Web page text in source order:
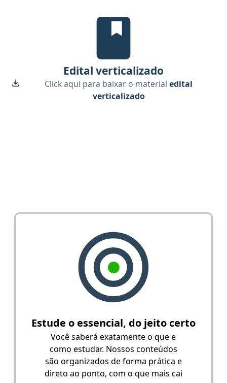
Edital Verticalizado, material
Edital verticalizado
Click aqui para baixar o materialedital
verticalizado
Estude o essencial, do jeito certo
Você saberá exatamente o que e
como estudar. Nossos conteúdos
são organizados de forma prática e
direto ao ponto, com o que mais cai